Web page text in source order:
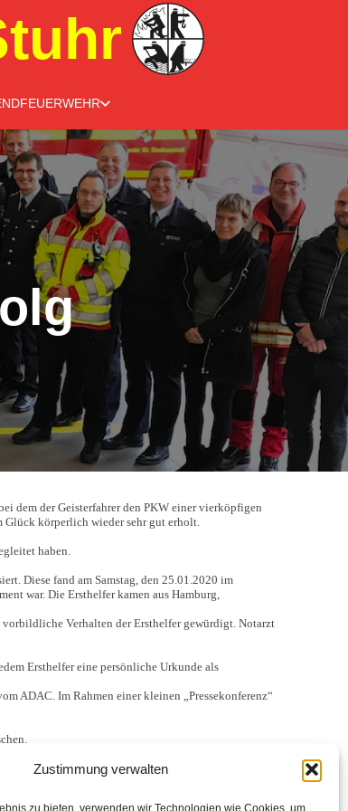
Zustimmung verwalten
zu bieten, verwenden wir Technologien wie Cookies, um
dem der Geisterfahrer den PKW einer vierköpfigen
Glück körperlich wieder sehr gut erholt.
haben.
Diese fand am Samstag, den 25.01.2020 im
war. Die Ersthelfer kamen aus Hamburg,
Verhalten der Ersthelfer gewürdigt. Notarzt
Ersthelfer eine persönliche Urkunde als
ADAC. Im Rahmen einer kleinen „Pressekonferenz“